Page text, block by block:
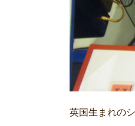
英国生まれの